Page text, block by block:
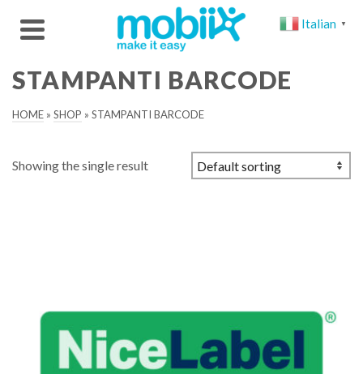
STAMPANTI BARCODE
HOME » SHOP » STAMPANTI BARCODE
Showing the single result
Italian ▼